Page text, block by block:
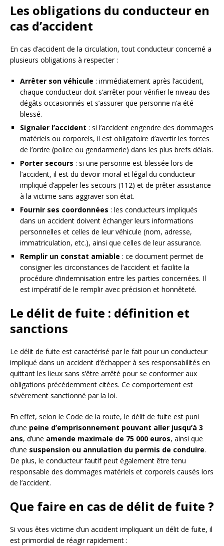
Les obligations du conducteur en
cas d’accident
En cas d’accident de la circulation, tout conducteur concerné a
plusieurs obligations à respecter :
Arrêter son véhicule : immédiatement après l’accident,
chaque conducteur doit s’arrêter pour vérifier le niveau des
dégâts occasionnés et s’assurer que personne n’a été
blessé.
Signaler l’accident : si l’accident engendre des dommages
matériels ou corporels, il est obligatoire d’avertir les forces
de l’ordre (police ou gendarmerie) dans les plus brefs délais.
Porter secours : si une personne est blessée lors de
l’accident, il est du devoir moral et légal du conducteur
impliqué d’appeler les secours (112) et de prêter assistance
à la victime sans aggraver son état.
Fournir ses coordonnées : les conducteurs impliqués
dans un accident doivent échanger leurs informations
personnelles et celles de leur véhicule (nom, adresse,
immatriculation, etc.), ainsi que celles de leur assurance.
Remplir un constat amiable : ce document permet de
consigner les circonstances de l’accident et facilite la
procédure d’indemnisation entre les parties concernées. Il
est impératif de le remplir avec précision et honnêteté.
Le délit de fuite : définition et
sanctions
Le délit de fuite est caractérisé par le fait pour un conducteur
impliqué dans un accident d’échapper à ses responsabilités en
quittant les lieux sans s’être arrêté pour se conformer aux
obligations précédemment citées. Ce comportement est
sévèrement sanctionné par la loi.
En effet, selon le Code de la route, le délit de fuite est puni
d’une peine d’emprisonnement pouvant aller jusqu’à 3
ans, d’une amende maximale de 75 000 euros, ainsi que
d’une suspension ou annulation du permis de conduire.
De plus, le conducteur fautif peut également être tenu
responsable des dommages matériels et corporels causés lors
de l’accident.
Que faire en cas de délit de fuite ?
Si vous êtes victime d’un accident impliquant un délit de fuite, il
est primordial de réagir rapidement :